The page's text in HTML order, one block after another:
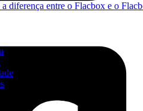
a diferença entre o Flacbox e o